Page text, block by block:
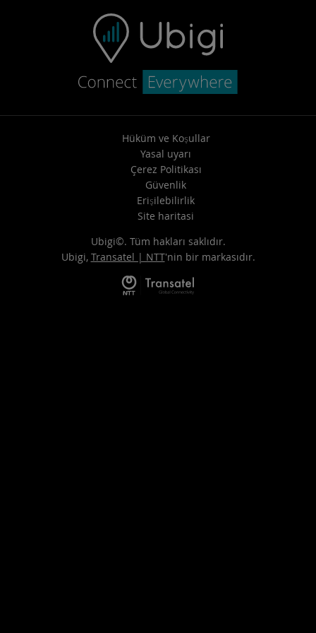
Hüküm ve Koşullar
Yasal uyarı
Çerez Politikası
Güvenlik
Erişilebilirlik
Site haritasi
Ubigi©. Tüm hakları saklıdır.
Ubigi, Transatel | NTT'nin bir markasıdır.